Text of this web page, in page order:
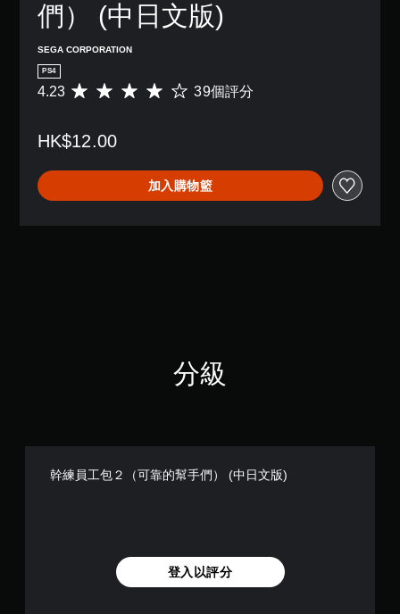
們） (中日文版)
SEGA CORPORATION
PS4
平
分
4
.
則
4.23 39個評分
HK$12.00
加入購物籃
分級
幹練員工包２（可靠的幫手們） (中日文版)
登入以評分